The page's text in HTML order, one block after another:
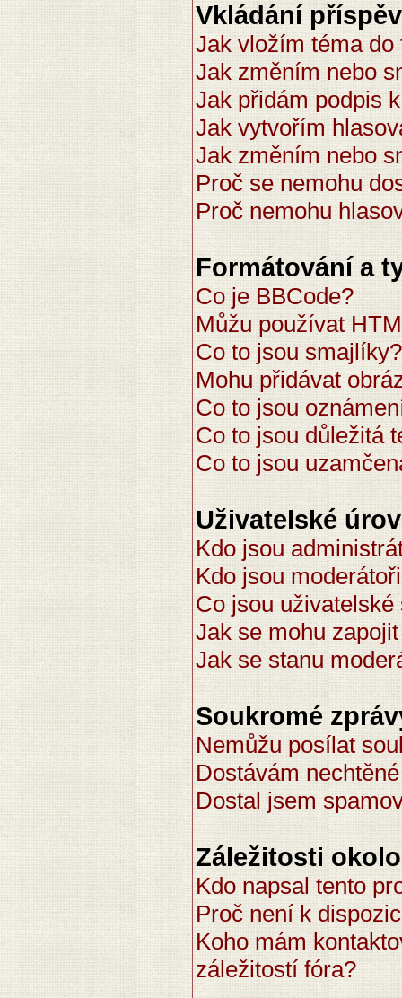
Vkládání
Jak vložím téma do
Jak změním nebo
Jak přidám podpis
Jak vytvořím
Jak změním nebo
Proč se nemohu
Proč nemohu
Formátování a
Co je BBCode?
Můžu používat
Co to jsou smajlíky?
Mohu přidávat
Co to jsou
Co to jsou důležitá
Co to jsou
Uživatelské
Kdo jsou
Kdo jsou
Co jsou uživatelské
Jak se mohu
Jak se stanu
Soukromé
Nemůžu posílat
Dostávám
Dostal jsem
Záležitosti
Kdo napsal tento
Proč není k
Koho mám
záležitostí fóra?